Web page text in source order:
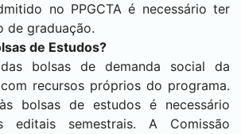
no PPGCTA é necessário ter
de graduação.
de Estudos?
bolsas de demanda social da
recursos próprios do programa.
bolsas de estudos é necessário
editais semestrais. A Comissão